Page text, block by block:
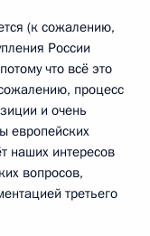
(к сожалению,
России
что всё это
процесс
и очень
европейских
наших интересов
вопросов,
третьего